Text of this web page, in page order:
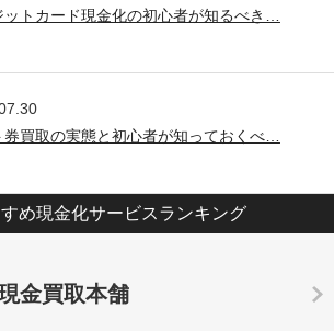
ットカード現金化の初心者が知るべき…
券買取の実態と初心者が知っておくべ…
め現金化サービスランキング
金買取本舗